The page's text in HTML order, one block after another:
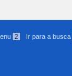
2 Ir para a busca